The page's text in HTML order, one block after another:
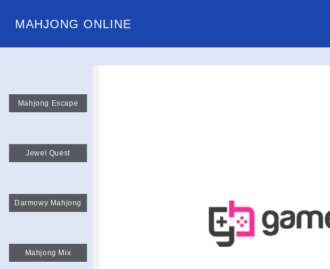
MAHJONG ONLINE
Mahjong Escape
Jewel Quest
Darmowy Mahjong
Mahjong Mix